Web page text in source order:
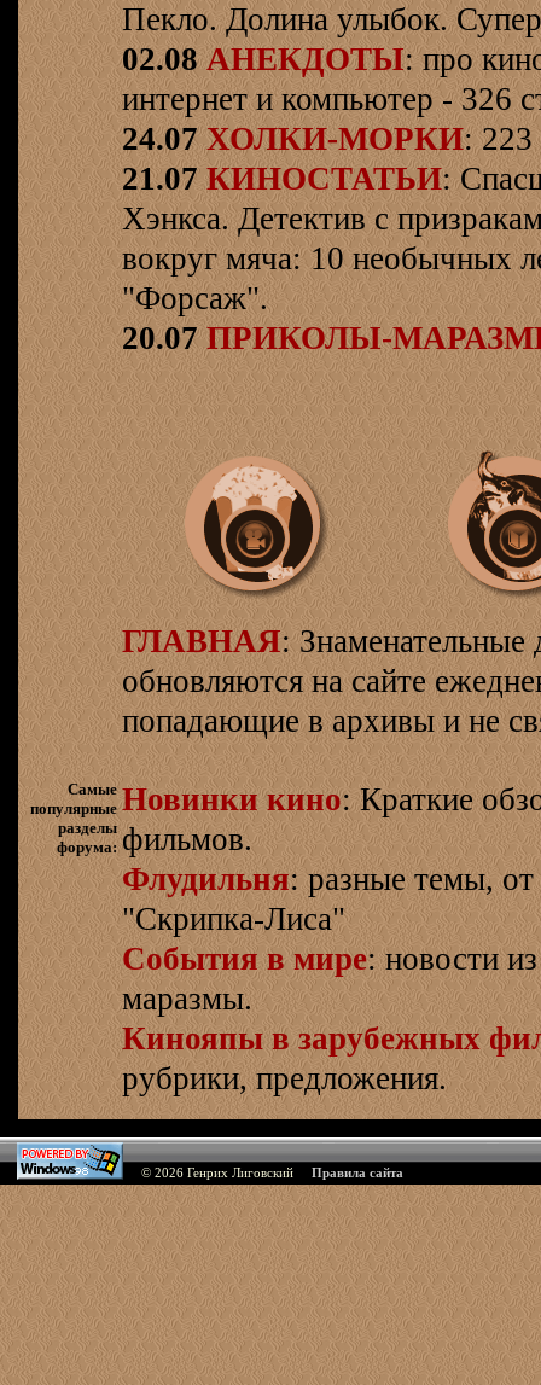
Пекло. Долина улыбок.
02.08 АНЕКДОТЫ: про
интернет и компьютер - 326
24.07 ХОЛКИ-МОРКИ: 223
21.07 КИНОСТАТЬИ:
Хэнкса. Детектив с
вокруг мяча: 10 необычных
"Форсаж".
20.07 ПРИКОЛЫ-
ГЛАВНАЯ: Знаменательные
обновляются на сайте
попадающие в архивы и не
Самые
популярные
разделы
форума:
Новинки кино: Краткие
фильмов.
Флудильня: разные темы,
"Скрипка-Лиса"
События в мире: новости
маразмы.
Кинояпы в зарубежных
рубрики, предложения.
© 2026 Генрих Лиговский Правила сайта